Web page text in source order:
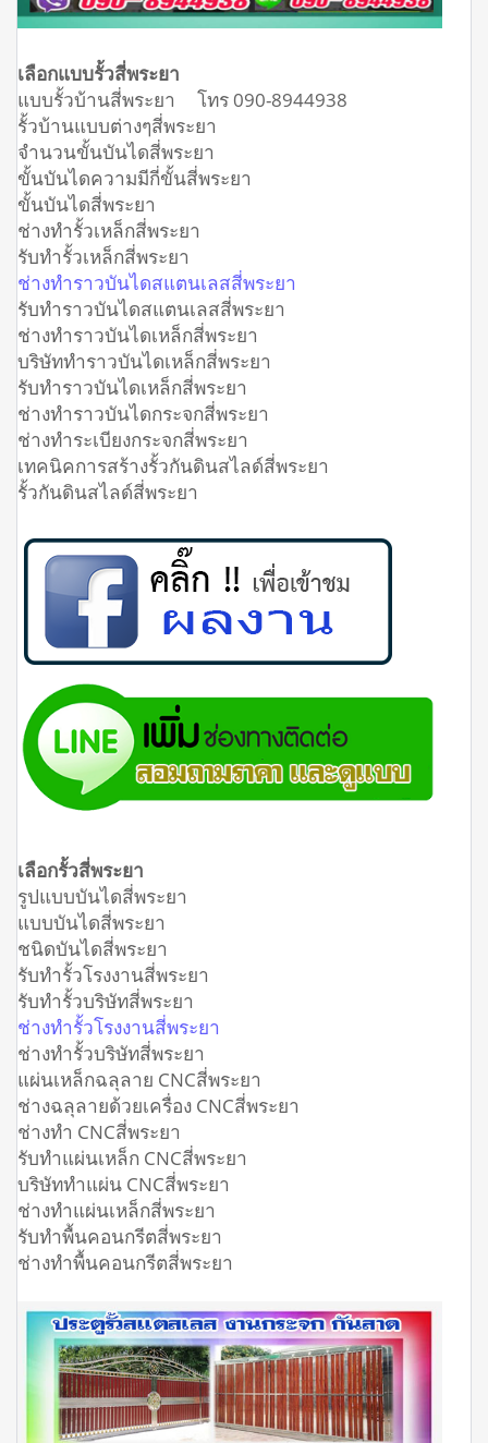
เลือกแบบรั้วสี่พระยา
แบบรั้วบ้านสี่พระยา โทร 090-8944938
รั้วบ้านแบบต่างๆสี่พระยา
จำนวนขั้นบันไดสี่พระยา
ขั้นบันไดความมีกี่ขั้นสี่พระยา
ขั้นบันไดสี่พระยา
ช่างทำรั้วเหล็กสี่พระยา
รับทำรั้วเหล็กสี่พระยา
ช่างทำราวบันไดสแตนเลสสี่พระยา
รับทำราวบันไดสแตนเลสสี่พระยา
ช่างทำราวบันไดเหล็กสี่พระยา
บริษัททำราวบันไดเหล็กสี่พระยา
รับทำราวบันไดเหล็กสี่พระยา
ช่างทำราวบันไดกระจกสี่พระยา
ช่างทำระเบียงกระจกสี่พระยา
เทคนิคการสร้างรั้วกันดินสไลด์สี่พระยา
รั้วกันดินสไลด์สี่พระยา
เลือกรั้วสี่พระยา
รูปแบบบันไดสี่พระยา
แบบบันไดสี่พระยา
ชนิดบันไดสี่พระยา
รับทำรั้วโรงงานสี่พระยา
รับทำรั้วบริษัทสี่พระยา
ช่างทำรั้วโรงงานสี่พระยา
ช่างทำรั้วบริษัทสี่พระยา
แผ่นเหล็กฉลุลาย CNCสี่พระยา
ช่างฉลุลายด้วยเครื่อง CNCสี่พระยา
ช่างทำ CNCสี่พระยา
รับทำแผ่นเหล็ก CNCสี่พระยา
บริษัททำแผ่น CNCสี่พระยา
ช่างทำแผ่นเหล็กสี่พระยา
รับทำพื้นคอนกรีตสี่พระยา
ช่างทำพื้นคอนกรีตสี่พระยา